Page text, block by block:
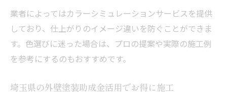
業者によってはカラーシミュレーションサービスを提供
しており、仕上がりのイメージ違いを防ぐことができま
す。色選びに迷った場合は、プロの提案や実際の施工例
を参考にするのもおすすめです。
埼玉県の外壁塗装助成金活用でお得に施工